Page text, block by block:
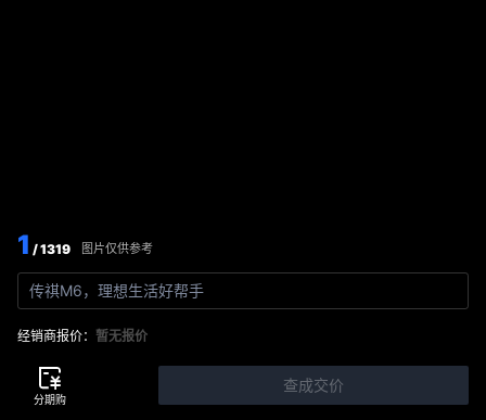
1 / 1319 图片仅供参考
传祺M6，理想生活好帮手
经销商报价： 暂无报价
查成交价